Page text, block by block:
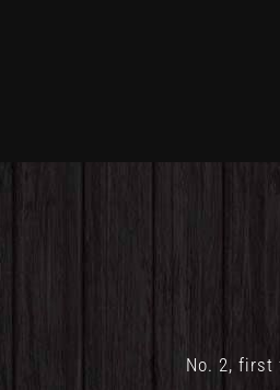
No. 2, first